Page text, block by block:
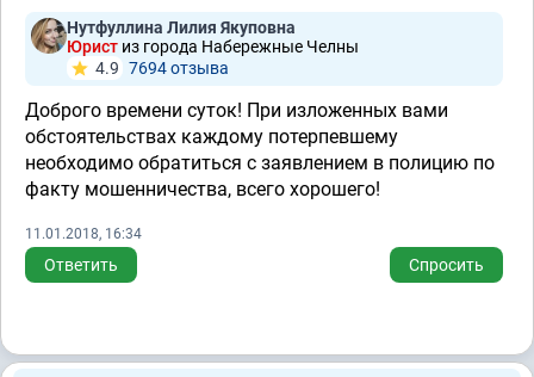
Нутфуллина Лилия Якуповна
Юрист из города Набережные Челны
4.9 7694 отзывa
Доброго времени суток! При изложенных вами
обстоятельствах каждому потерпевшему
необходимо обратиться с заявлением в полицию по
факту мошенничества, всего хорошего!
11.01.2018, 16:34
Ответить Спросить